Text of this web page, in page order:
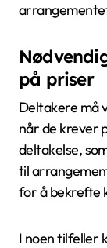
på priser
Deltakere må
når de krever
deltakelse,
til
for å bekrefte
I noen tilfeller